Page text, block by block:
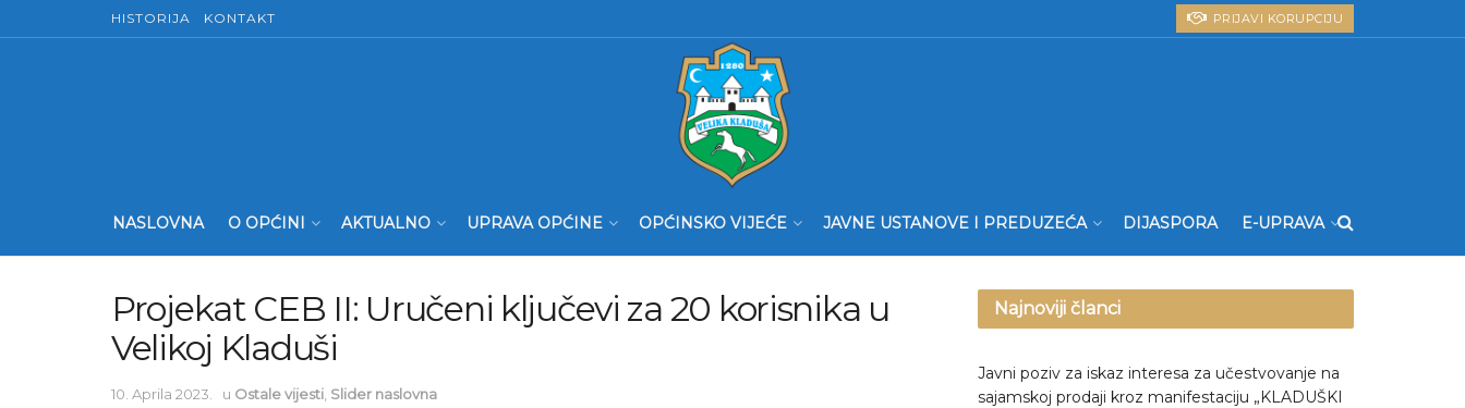
HISTORIJA KONTAKT PRIJAVI KORUPCIJU
NASLOVNA O OPĆINI AKTUALNO UPRAVA OPĆINE OPĆINSKO VIJEĆE JAVNE USTANOVE I PREDUZEĆA DIJASPORA E-UPRAVA
Projekat CEB II: Uručeni ključevi za 20 korisnika u
Velikoj Kladuši
10. Aprila 2023. u Ostale vijesti Slider naslovna
Najnoviji članci
Javni poziv za iskaz interesa za učestvovanje na
sajamskoj prodaji kroz manifestaciju „KLADUŠKI